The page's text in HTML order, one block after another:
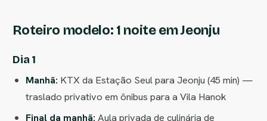
Roteiro modelo: 1 noite em Jeonju
Dia 1
Manhã: KTX da Estação Seul para Jeonju (45 min) —
traslado privativo em ônibus para a Vila Hanok
Final da manhã: Aula privada de culinária de